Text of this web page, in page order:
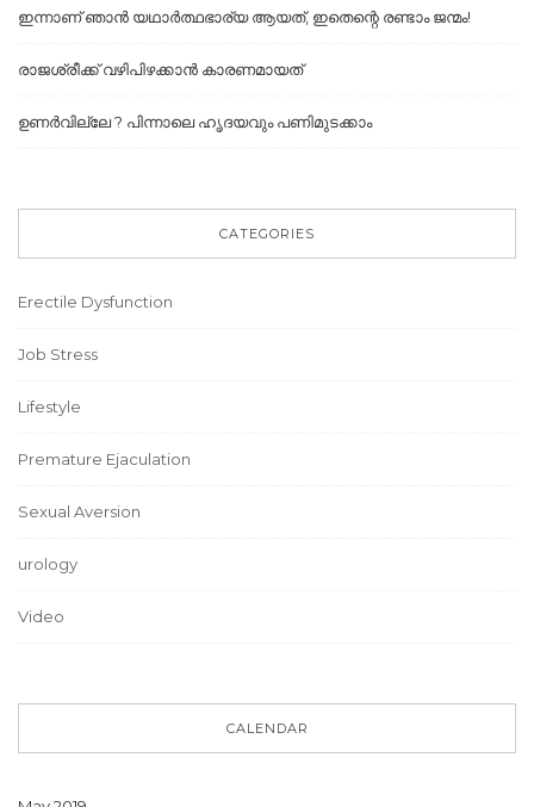
ഇന്നാണ് ഞാൻ യഥാർത്ഥഭാര്യ ആയത്, ഇതെന്റെ രണ്ടാം ജന്മം!
രാജശ്രീക്ക് വഴിപിഴക്കാൻ കാരണമായത്
ഉണർവില്ലേ ? പിന്നാലെ ഹൃദയവും പണിമുടക്കാം
CATEGORIES
Erectile Dysfunction
Job Stress
Lifestyle
Premature Ejaculation
Sexual Aversion
urology
Video
CALENDAR